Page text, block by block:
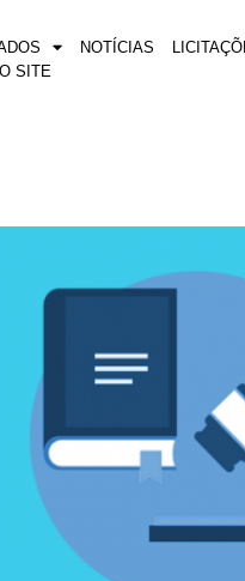
NOTÍCIAS
SITE